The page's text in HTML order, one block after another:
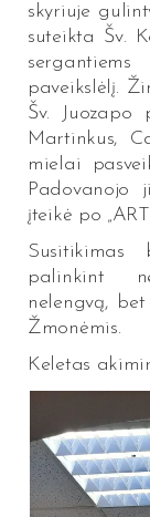
skyriuje
suteikta Šv.
paveikslėlį.
Šv. Juozapo
Martinkus,
mielai
Padovanojo
įteikė po
Susitikimas
palinkint
nelengvą,
Žmonėmis.
Keletas